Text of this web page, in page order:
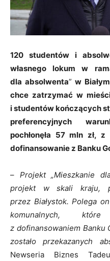
120 studentów i
własnego lokum w
dla absolwenta” w
chce zatrzymać w
i studentów kończących
preferencyjnych
pochłonęła 57 mln zł,
dofinansowanie z Banku
– Projekt „Mieszkanie
projekt w skali kraju,
przez Białystok. Polega
komunalnych,
z dofinansowaniem Banku
zostało przekazanych
Newseria Biznes